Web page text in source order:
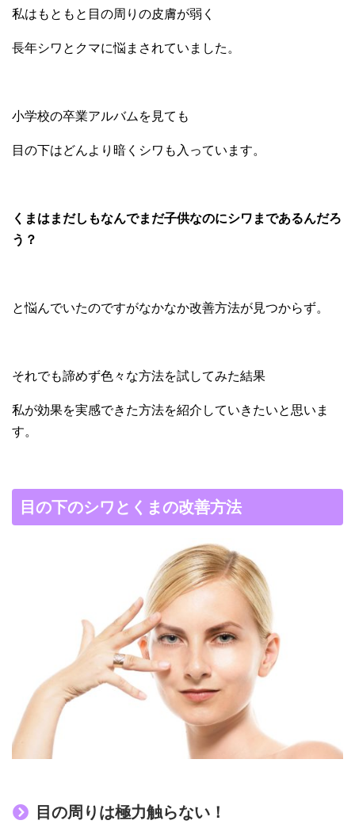
私はもともと目の周りの皮膚が弱く
長年シワとクマに悩まされていました。
小学校の卒業アルバムを見ても
目の下はどんより暗くシワも入っています。
くまはまだしもなんでまだ子供なのにシワまであるんだろ
う？
と悩んでいたのですがなかなか改善方法が見つからず。
それでも諦めず色々な方法を試してみた結果
私が効果を実感できた方法を紹介していきたいと思いま
す。
目の下のシワとくまの改善方法
目の周りは極力触らない！